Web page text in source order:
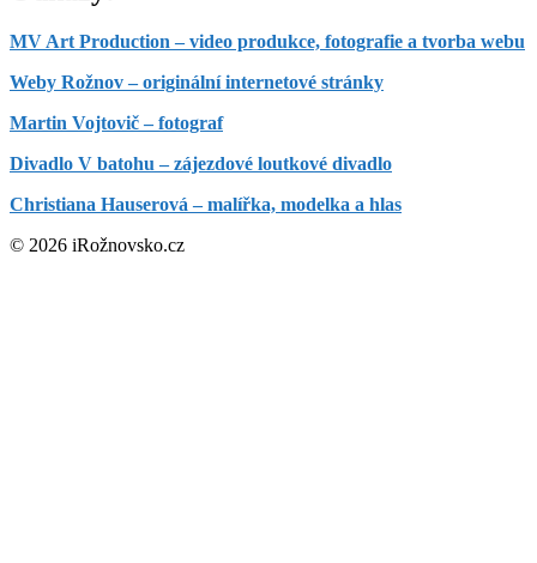
MV Art Production – video produkce, fotografie a tvorba webu
Weby Rožnov – originální internetové stránky
Martin Vojtovič – fotograf
Divadlo V batohu – zájezdové loutkové divadlo
Christiana Hauserová – malířka, modelka a hlas
© 2026 iRožnovsko.cz